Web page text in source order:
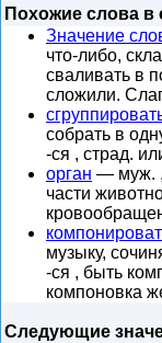
Похожие слова в
Значение
что-либо,
сваливать в
сложили.
собрать в
-ся , страд.
орган — муж. ,
части
музыку,
-ся , быть
компоновка
Следующие